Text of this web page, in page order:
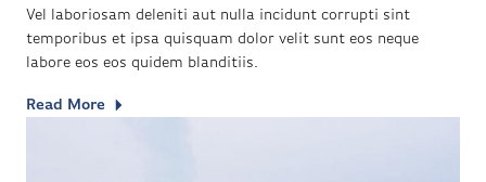
Vel laboriosam deleniti aut nulla incidunt corrupti sint
temporibus et ipsa quisquam dolor velit sunt eos neque
labore eos eos quidem blanditiis.
Read More